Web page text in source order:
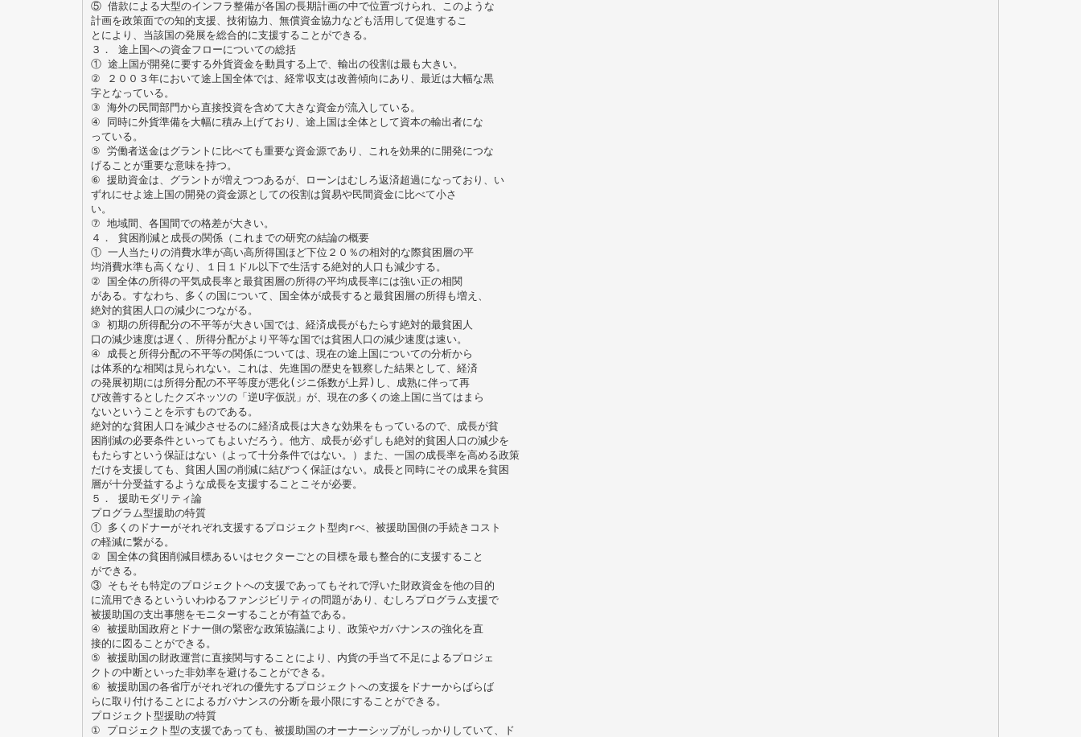
⑤ 借款による大型のインフラ整備が各国の長期計画の中で位置づけられ、このような
計画を政策面での知的支援、技術協力、無償資金協力なども活用して促進するこ
とにより、当該国の発展を総合的に支援することができる。
３． 途上国への資金フローについての総括
① 途上国が開発に要する外貨資金を動員する上で、輸出の役割は最も大きい。
② ２００３年において途上国全体では、経常収支は改善傾向にあり、最近は大幅な黒
字となっている。
③ 海外の民間部門から直接投資を含めて大きな資金が流入している。
④ 同時に外貨準備を大幅に積み上げており、途上国は全体として資本の輸出者にな
っている。
⑤ 労働者送金はグラントに比べても重要な資金源であり、これを効果的に開発につな
げることが重要な意味を持つ。
⑥ 援助資金は、グラントが増えつつあるが、ローンはむしろ返済超過になっており、い
ずれにせよ途上国の開発の資金源としての役割は貿易や民間資金に比べて小さ
い。
⑦ 地域間、各国間での格差が大きい。
４． 貧困削減と成長の関係（これまでの研究の結論の概要
① 一人当たりの消費水準が高い高所得国ほど下位２０％の相対的な際貧困層の平
均消費水準も高くなり、１日１ドル以下で生活する絶対的人口も減少する。
② 国全体の所得の平気成長率と最貧困層の所得の平均成長率には強い正の相関
がある。すなわち、多くの国について、国全体が成長すると最貧困層の所得も増え、
絶対的貧困人口の減少につながる。
③ 初期の所得配分の不平等が大きい国では、経済成長がもたらす絶対的最貧困人
口の減少速度は遅く、所得分配がより平等な国では貧困人口の減少速度は速い。
④ 成長と所得分配の不平等の関係については、現在の途上国についての分析から
は体系的な相関は見られない。これは、先進国の歴史を観察した結果として、経済
の発展初期には所得分配の不平等度が悪化(ジニ係数が上昇)し、成熟に伴って再
び改善するとしたクズネッツの「逆U字仮説」が、現在の多くの途上国に当てはまら
ないということを示すものである。
絶対的な貧困人口を減少させるのに経済成長は大きな効果をもっているので、成長が貧
困削減の必要条件といってもよいだろう。他方、成長が必ずしも絶対的貧困人口の減少を
もたらすという保証はない（よって十分条件ではない。）また、一国の成長率を高める政策
だけを支援しても、貧困人国の削減に結びつく保証はない。成長と同時にその成果を貧困
層が十分受益するような成長を支援することこそが必要。
５． 援助モダリティ論
プログラム型援助の特質
① 多くのドナーがそれぞれ支援するプロジェクト型肉rべ、被援助国側の手続きコスト
の軽減に繋がる。
② 国全体の貧困削減目標あるいはセクターごとの目標を最も整合的に支援すること
ができる。
③ そもそも特定のプロジェクトへの支援であってもそれで浮いた財政資金を他の目的
に流用できるといういわゆるファンジビリティの問題があり、むしろプログラム支援で
被援助国の支出事態をモニターすることが有益である。
④ 被援助国政府とドナー側の緊密な政策協議により、政策やガバナンスの強化を直
接的に図ることができる。
⑤ 被援助国の財政運営に直接関与することにより、内貨の手当て不足によるプロジェ
クトの中断といった非効率を避けることができる。
⑥ 被援助国の各省庁がそれぞれの優先するプロジェクトへの支援をドナーからばらば
らに取り付けることによるガバナンスの分断を最小限にすることができる。
プロジェクト型援助の特質
① プロジェクト型の支援であっても、被援助国のオーナーシップがしっかりしていて、ド